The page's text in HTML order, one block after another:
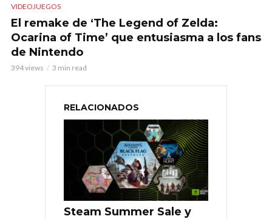
VIDEOJUEGOS
El remake de ‘The Legend of Zelda:
Ocarina of Time’ que entusiasma a los fans
de Nintendo
394 views 3 min read
RELACIONADOS
Steam Summer Sale y